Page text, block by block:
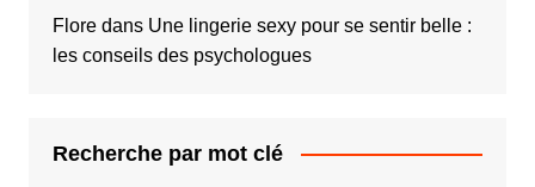
Floredans Une lingerie sexy pour se sentir belle :
les conseils des psychologues
Recherche par mot clé